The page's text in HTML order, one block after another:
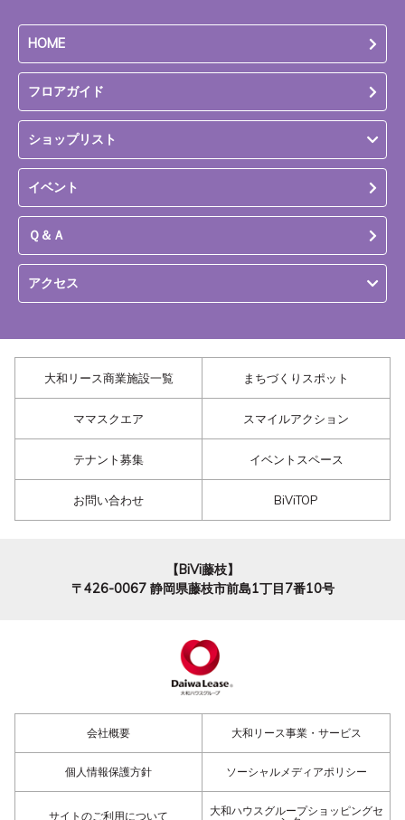
HOME
フロアガイド
ショップリスト
イベント
Ｑ＆Ａ
アクセス
大和リース商業施設一覧 まちづくりスポット
ママスクエア スマイルアクション
テナント募集 イベントスペース
お問い合わせ BiViTOP
【BiVi藤枝】
〒426-0067 静岡県藤枝市前島1丁目7番10号
会社概要 大和リース事業・サービス
個人情報保護方針 ソーシャルメディアポリシー
サイトのご利用について
大和ハウスグループショッピングセ